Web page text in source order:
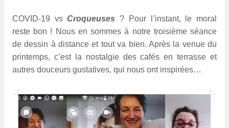
COVID-19 vsCroqueuses ? Pour l’instant, le moral
reste bon ! Nous en sommes à notre troisième séance
de dessin à distance et tout va bien. Après la venue du
printemps, c’est la nostalgie des cafés en terrasse et
autres douceurs gustatives, qui nous ont inspirées…